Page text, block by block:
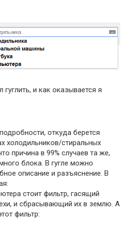
и как оказывается я
откуда берется
холодильников/стиральных
причина в 99% случаев та же,
блока. В гугле можно
описание и разъяснение. В
стоит фильтр, гасящий
и сбрасывающий их в землю. А
фильтр: